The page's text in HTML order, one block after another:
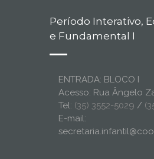
Período Interativo,
e Fundamental I
ENTRADA: BLOCO I
Acesso: Rua Ângelo
Tel: (35) 3552-5029 /
E-mail: